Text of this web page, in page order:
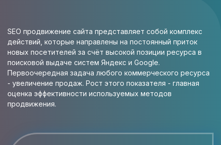
SEO продвижение сайта представляет собой комплекс
действий, которые направлены на постоянный приток
новых посетителей за счёт высокой позиции ресурса в
поисковой выдаче систем Яндекс и Google.
Первоочередная задача любого коммерческого ресурса
- увеличение продаж. Рост этого показателя - главная
оценка эффективности используемых методов
продвижения.